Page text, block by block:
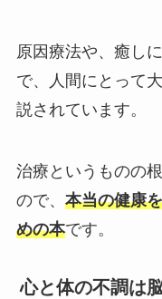
原因療法や、癒し
で、人間にとって
説されています。
治療というものの
ので、 本当の健康
めの本です。
心と体の不調は